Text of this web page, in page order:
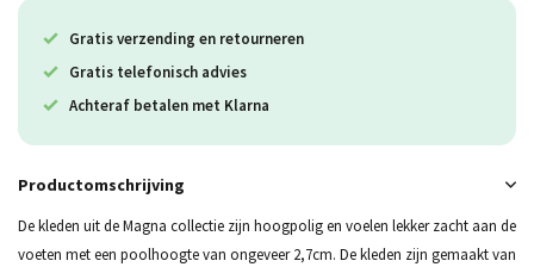
Gratis verzending en retourneren
Gratis telefonisch advies
Achteraf betalen met Klarna
Productomschrijving
De kleden uit de Magna collectie zijn hoogpolig en voelen lekker zacht aan de
voeten met een poolhoogte van ongeveer 2,7cm. De kleden zijn gemaakt van